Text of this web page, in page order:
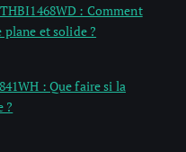
: Comment
et solide ?
: Que faire si la
?